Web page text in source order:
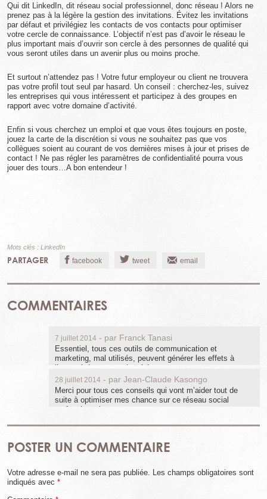
Qui dit LinkedIn, dit réseau social professionnel, donc réseau ! Alors ne
prenez pas à la légère la gestion des invitations. Évitez les invitations
par défaut et privilégiez les contacts de vos contacts pour optimiser
votre cercle de connaissance. L’objectif n’est pas d’avoir le réseau le
plus important mais d’ouvrir son cercle à des personnes de qualité qui
vous seront utiles dans un avenir plus ou moins proche.
Et surtout n’attendez pas ! Votre futur employeur ou client ne trouvera
pas votre profil tout seul par hasard. Un conseil : cherchez-les, suivez
les entreprises qui vous intéressent et participez à des groupes en
rapport avec votre domaine d’activité.
Enfin si vous cherchez un emploi et que vous êtes toujours en poste,
jouez la carte de la discrétion si vous ne souhaitez pas que vos
collègues soient au courant de vos dernières mises à jour et prises de
contact ! Ne pas régler les paramètres de confidentialité pourra vous
jouer des tours…A bon entendeur !
Mots clés : LinkedIn
PARTAGER facebook tweet email
COMMENTAIRES
7 juillet 2014- par Franck Tanasi
Essentiel, tous ces outils de communication et
marketing, mal utilisés, peuvent générer les effets à
l’opposé de ceux recherchés.
28 juillet 2014- par Jean-Claude Kasongo
Merci pour tous ces conseils qui vont m’aider tout de
suite à optimiser mes chance sur ce réseau social
professionnel.
POSTER UN COMMENTAIRE
Votre adresse e-mail ne sera pas publiée. Les champs obligatoires sont
indiqués avec *